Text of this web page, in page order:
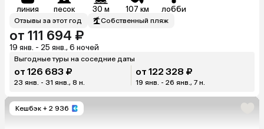
линия песок 30 м 107 км лобби
Отзывы за этот год Собственный пляж
от 111 694 ₽
19 янв. - 25 янв., 6 ночей
Выгодные туры на соседние даты
от 126 683 ₽
23 янв. - 31 янв., 8 н.
от 122 328 ₽
19 янв. - 26 янв., 7 н.
Кешбэк + 2 936